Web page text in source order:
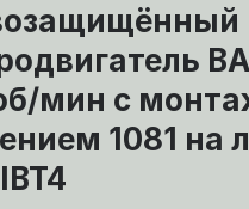
мин с
1081 на